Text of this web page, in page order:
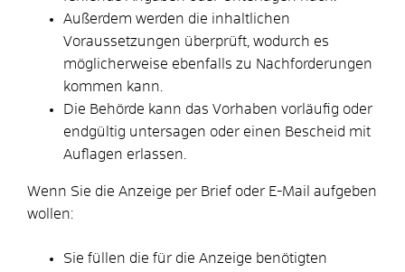
Außerdem werden die inhaltlichen
Voraussetzungen überprüft, wodurch es
möglicherweise ebenfalls zu Nachforderungen
kommen kann.
Die Behörde kann das Vorhaben vorläufig oder
endgültig untersagen oder einen Bescheid mit
Auflagen erlassen.
Wenn Sie die Anzeige per Brief oder E-Mail aufgeben
wollen:
Sie füllen die für die Anzeige benötigten